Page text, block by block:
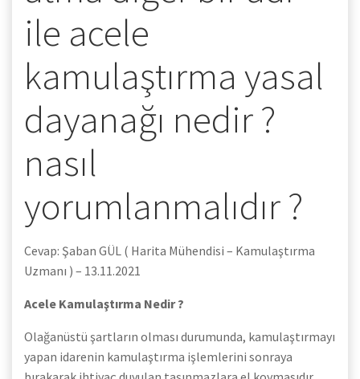
ile acele
kamulaştırma yasal
dayanağı nedir ?
nasıl
yorumlanmalıdır ?
Cevap: Şaban GÜL ( Harita Mühendisi – Kamulaştırma
Uzmanı ) – 13.11.2021
Acele Kamulaştırma Nedir ?
Olağanüstü şartların olması durumunda, kamulaştırmayı
yapan idarenin kamulaştırma işlemlerini sonraya